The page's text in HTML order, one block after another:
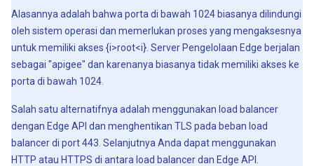
Alasannya adalah bahwa porta di bawah 1024 biasanya dilindungi
oleh sistem operasi dan memerlukan proses yang mengaksesnya
untuk memiliki akses {i>root<i}. Server Pengelolaan Edge berjalan
sebagai "apigee" dan karenanya biasanya tidak memiliki akses ke
porta di bawah 1024.
Salah satu alternatifnya adalah menggunakan load balancer
dengan Edge API dan menghentikan TLS pada beban load
balancer di port 443. Selanjutnya Anda dapat menggunakan
HTTP atau HTTPS di antara load balancer dan Edge API.